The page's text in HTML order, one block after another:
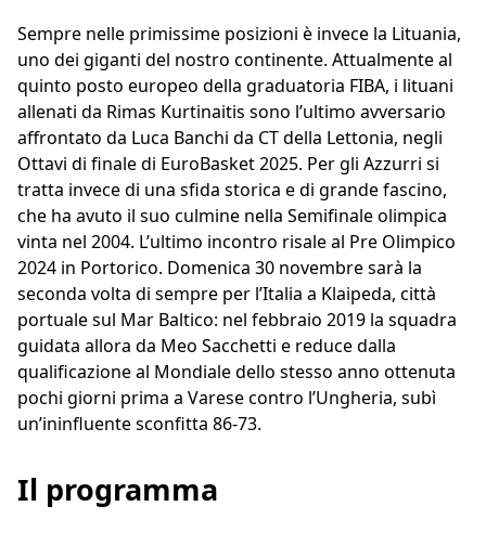
Sempre nelle primissime posizioni è invece la Lituania,
uno dei giganti del nostro continente. Attualmente al
quinto posto europeo della graduatoria FIBA, i lituani
allenati da Rimas Kurtinaitis sono l’ultimo avversario
affrontato da Luca Banchi da CT della Lettonia, negli
Ottavi di finale di EuroBasket 2025. Per gli Azzurri si
tratta invece di una sfida storica e di grande fascino,
che ha avuto il suo culmine nella Semifinale olimpica
vinta nel 2004. L’ultimo incontro risale al Pre Olimpico
2024 in Portorico. Domenica 30 novembre sarà la
seconda volta di sempre per l’Italia a Klaipeda, città
portuale sul Mar Baltico: nel febbraio 2019 la squadra
guidata allora da Meo Sacchetti e reduce dalla
qualificazione al Mondiale dello stesso anno ottenuta
pochi giorni prima a Varese contro l’Ungheria, subì
un’ininfluente sconfitta 86-73.
Il programma